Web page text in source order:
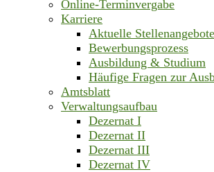
Online-Terminvergabe
Karriere
Aktuelle Stellenangebote
Bewerbungsprozess
Ausbildung & Studium
Häufige Fragen zur
Amtsblatt
Verwaltungsaufbau
Dezernat I
Dezernat II
Dezernat III
Dezernat IV